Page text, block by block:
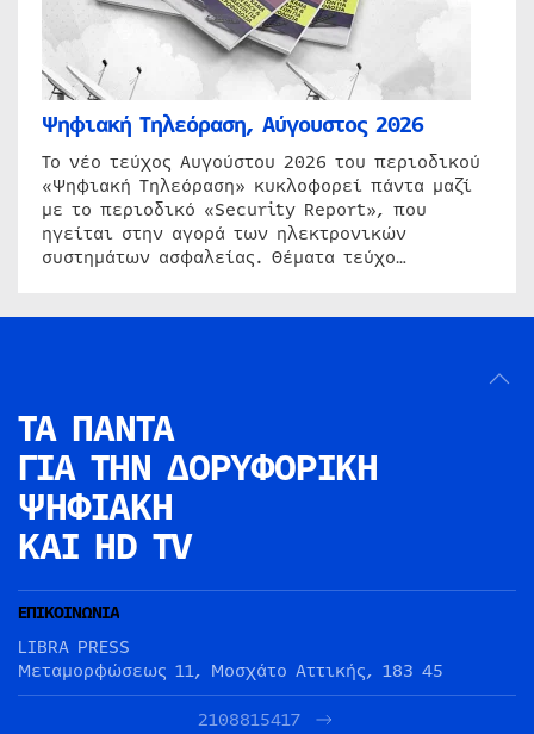
Ψηφιακή Τηλεόραση, Αύγουστος 2026
Το νέο τεύχος Αυγούστου 2026 του περιοδικού
«Ψηφιακή Τηλεόραση» κυκλοφορεί πάντα μαζί
με το περιοδικό «Security Report», που
ηγείται στην αγορά των ηλεκτρονικών
συστημάτων ασφαλείας. Θέματα τεύχο…
ΤΑ ΠΑΝΤΑ
ΓΙΑ ΤΗΝ ΔΟΡΥΦΟΡΙΚΗ
ΨΗΦΙΑΚΗ
ΚΑΙ HD TV
ΕΠΙΚΟΙΝΩΝΙΑ
LIBRA PRESS
Μεταμορφώσεως 11, Μοσχάτο Αττικής, 183 45
2108815417